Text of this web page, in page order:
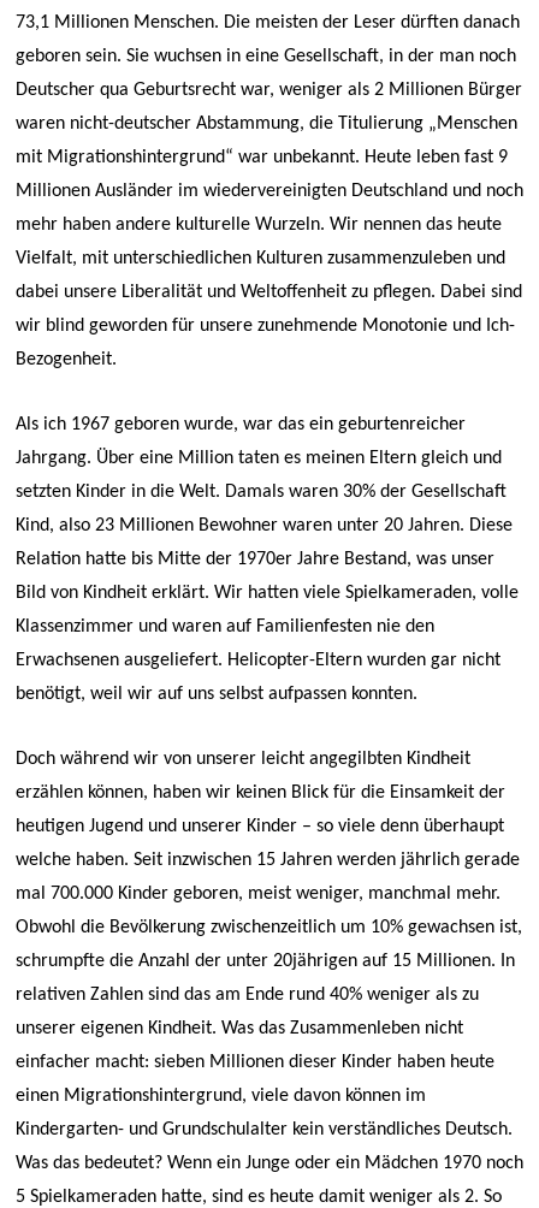
73,1 Millionen Menschen. Die meisten der Leser dürften danach
geboren sein. Sie wuchsen in eine Gesellschaft, in der man noch
Deutscher qua Geburtsrecht war, weniger als 2 Millionen Bürger
waren nicht-deutscher Abstammung, die Titulierung „Menschen
mit Migrationshintergrund“ war unbekannt. Heute leben fast 9
Millionen Ausländer im wiedervereinigten Deutschland und noch
mehr haben andere kulturelle Wurzeln. Wir nennen das heute
Vielfalt, mit unterschiedlichen Kulturen zusammenzuleben und
dabei unsere Liberalität und Weltoffenheit zu pflegen. Dabei sind
wir blind geworden für unsere zunehmende Monotonie und Ich-
Bezogenheit.
Als ich 1967 geboren wurde, war das ein geburtenreicher
Jahrgang. Über eine Million taten es meinen Eltern gleich und
setzten Kinder in die Welt. Damals waren 30% der Gesellschaft
Kind, also 23 Millionen Bewohner waren unter 20 Jahren. Diese
Relation hatte bis Mitte der 1970er Jahre Bestand, was unser
Bild von Kindheit erklärt. Wir hatten viele Spielkameraden, volle
Klassenzimmer und waren auf Familienfesten nie den
Erwachsenen ausgeliefert. Helicopter-Eltern wurden gar nicht
benötigt, weil wir auf uns selbst aufpassen konnten.
Doch während wir von unserer leicht angegilbten Kindheit
erzählen können, haben wir keinen Blick für die Einsamkeit der
heutigen Jugend und unserer Kinder – so viele denn überhaupt
welche haben. Seit inzwischen 15 Jahren werden jährlich gerade
mal 700.000 Kinder geboren, meist weniger, manchmal mehr.
Obwohl die Bevölkerung zwischenzeitlich um 10% gewachsen ist,
schrumpfte die Anzahl der unter 20jährigen auf 15 Millionen. In
relativen Zahlen sind das am Ende rund 40% weniger als zu
unserer eigenen Kindheit. Was das Zusammenleben nicht
einfacher macht: sieben Millionen dieser Kinder haben heute
einen Migrationshintergrund, viele davon können im
Kindergarten- und Grundschulalter kein verständliches Deutsch.
Was das bedeutet? Wenn ein Junge oder ein Mädchen 1970 noch
5 Spielkameraden hatte, sind es heute damit weniger als 2. So